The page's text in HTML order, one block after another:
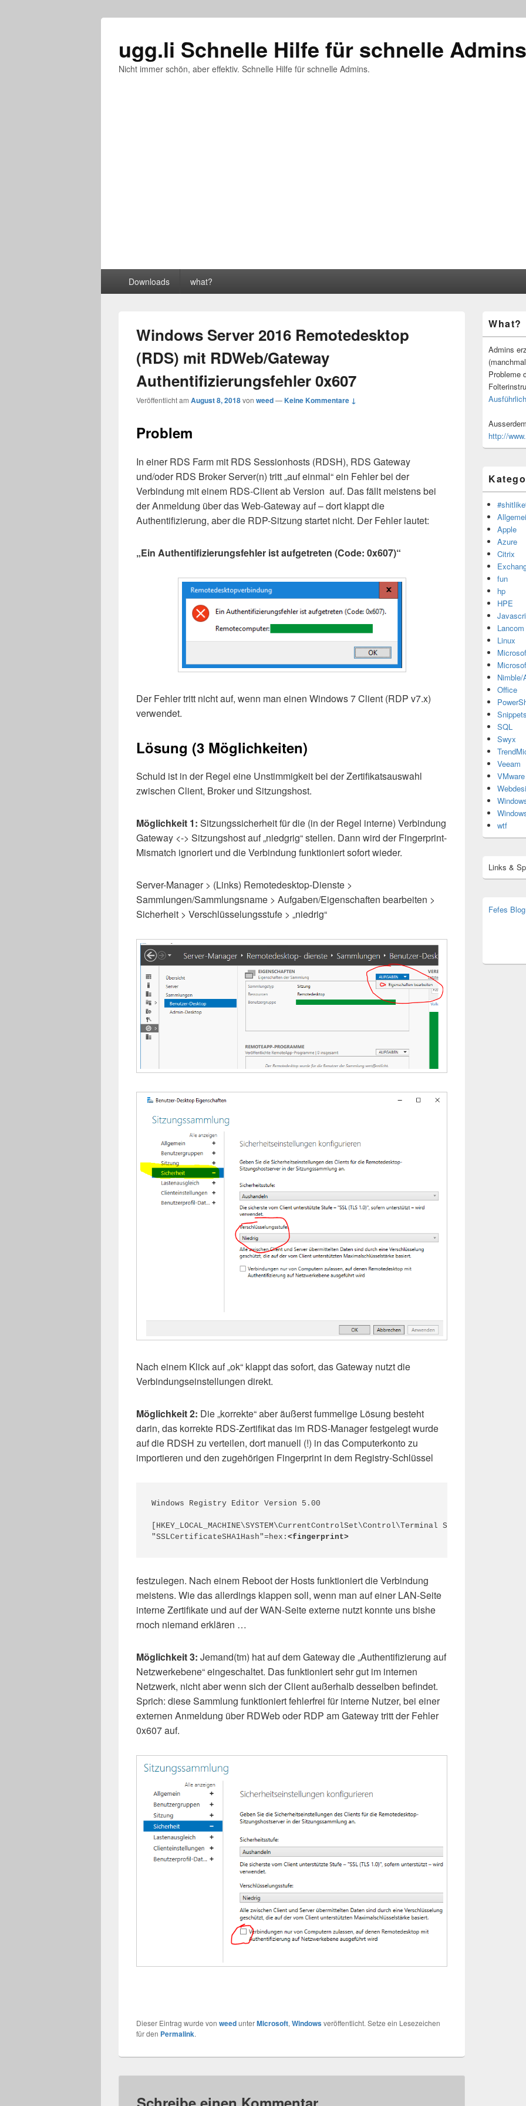
ugg.li Schnelle Hilfe für schnelle Admins
Nicht immer schön, aber effektiv. Schnelle Hilfe für schnelle Admins.
Downloads what?
Windows Server 2016 Remotedesktop
(RDS) mit RDWeb/Gateway
Authentifizierungsfehler 0x607
Veröffentlicht am August 8, 2018von weed—Keine Kommentare ↓
Problem
In einer RDS Farm mit RDS Sessionhosts (RDSH), RDS Gateway
und/oder RDS Broker Server(n) tritt „auf einmal“ ein Fehler bei der
Verbindung mit einem RDS-Client ab Version auf. Das fällt meistens bei
der Anmeldung über das Web-Gateway auf – dort klappt die
Authentifizierung, aber die RDP-Sitzung startet nicht. Der Fehler lautet:
„Ein Authentifizierungsfehler ist aufgetreten (Code: 0x607)“
Der Fehler tritt nicht auf, wenn man einen Windows 7 Client (RDP v7.x)
verwendet.
Lösung (3 Möglichkeiten)
Schuld ist in der Regel eine Unstimmigkeit bei der Zertifikatsauswahl
zwischen Client, Broker und Sitzungshost.
Möglichkeit 1: Sitzungssicherheit für die (in der Regel interne) Verbindung
Gateway <-> Sitzungshost auf „niedgrig“ stellen. Dann wird der Fingerprint-
Mismatch ignoriert und die Verbindung funktioniert sofort wieder.
Server-Manager > (Links) Remotedesktop-Dienste >
Sammlungen/Sammlungsname > Aufgaben/Eigenschaften bearbeiten >
Sicherheit > Verschlüsselungsstufe > „niedrig“
Nach einem Klick auf „ok“ klappt das sofort, das Gateway nutzt die
Verbindungseinstellungen direkt.
Möglichkeit 2: Die „korrekte“ aber äußerst fummelige Lösung besteht
darin, das korrekte RDS-Zertifikat das im RDS-Manager festgelegt wurde
auf die RDSH zu verteilen, dort manuell (!) in das Computerkonto zu
importieren und den zugehörigen Fingerprint in dem Registry-Schlüssel
Windows Registry Editor Version 5.00
[HKEY_LOCAL_MACHINE\SYSTEM\CurrentControlSet\Control\Terminal
"SSLCertificateSHA1Hash"=hex: <fingerprint>
festzulegen. Nach einem Reboot der Hosts funktioniert die Verbindung
meistens. Wie das allerdings klappen soll, wenn man auf einer LAN-Seite
interne Zertifikate und auf der WAN-Seite externe nutzt konnte uns bishe
rnoch niemand erklären …
Möglichkeit 3: Jemand(tm) hat auf dem Gateway die „Authentifizierung auf
Netzwerkebene“ eingeschaltet. Das funktioniert sehr gut im internen
Netzwerk, nicht aber wenn sich der Client außerhalb desselben befindet.
Sprich: diese Sammlung funktioniert fehlerfrei für interne Nutzer, bei einer
externen Anmeldung über RDWeb oder RDP am Gateway tritt der Fehler
0x607 auf.
Dieser Eintrag wurde von weedunterMicrosoft, Windowsveröffentlicht. Setze ein Lesezeichen
für den Permalink.
Seitenleisten-
What?
Admins
Probleme
http://
Apple
Azure
Citrix
fun
hp
HPE
Lancom
Linux
Nimble/
Office
Snippets
SQL
Swyx
Veeam
VMware
wtf
Links &
Fefes Blog